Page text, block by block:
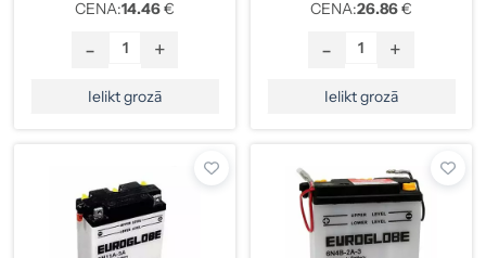
CENA:14.46€
- +
Ielikt grozā
CENA:26.86€
- +
Ielikt grozā